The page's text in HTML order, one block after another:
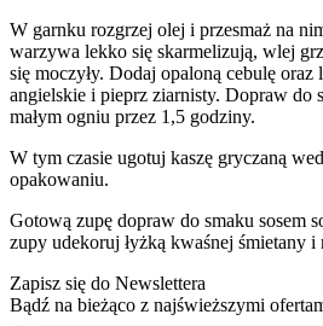
W garnku rozgrzej olej i przesmaż na
warzywa lekko się skarmelizują, wlej
się moczyły. Dodaj opaloną cebulę
angielskie i pieprz ziarnisty. Dopraw do
małym ogniu przez 1,5 godziny.
W tym czasie ugotuj kaszę gryczaną
opakowaniu.
Gotową zupę dopraw do smaku sosem
zupy udekoruj łyżką kwaśnej śmietany i
Zapisz się do Newslettera
Bądź na bieżąco z najświeższymi